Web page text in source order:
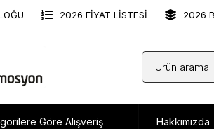
2026 FİYAT LİSTESİ 2026
Göre Alışveriş Hakkımızda